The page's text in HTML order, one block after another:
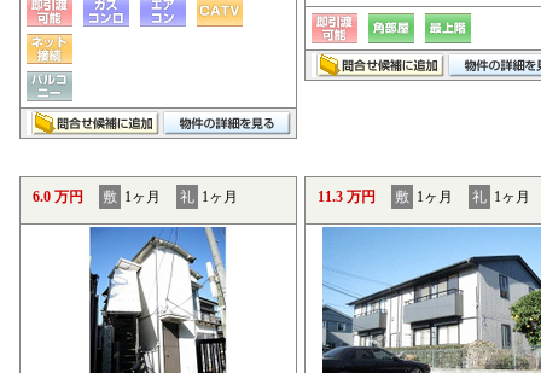
6.0 万円 敷 1ヶ月 礼 1ヶ月 11.3 万円 敷 1ヶ月 礼 1ヶ月